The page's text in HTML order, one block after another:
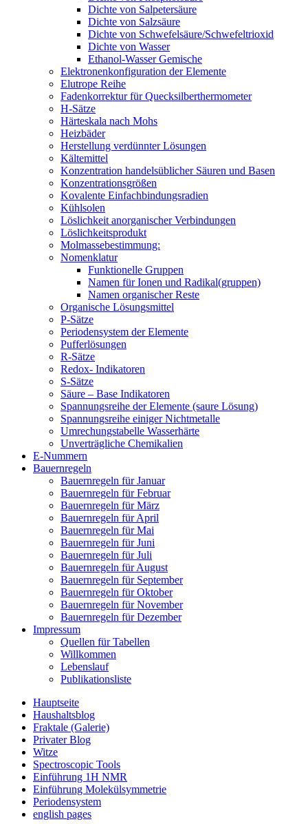
Dichte von Salpetersäure
Dichte von Salzsäure
Dichte von Schwefelsäure/Schwefeltrioxid
Dichte von Wasser
Ethanol-Wasser Gemische
Elektronenkonfiguration der Elemente
Elutrope Reihe
Fadenkorrektur für Quecksilberthermometer
H-Sätze
Härteskala nach Mohs
Heizbäder
Herstellung verdünnter Lösungen
Kältemittel
Konzentration handelsüblicher Säuren und Basen
Konzentrationsgrößen
Kovalente Einfachbindungsradien
Kühlsolen
Löslichkeit anorganischer Verbindungen
Löslichkeitsprodukt
Molmassebestimmung:
Nomenklatur
Funktionelle Gruppen
Namen für Ionen und Radikal(gruppen)
Namen organischer Reste
Organische Lösungsmittel
P-Sätze
Periodensystem der Elemente
Pufferlösungen
R-Sätze
Redox- Indikatoren
S-Sätze
Säure – Base Indikatoren
Spannungsreihe der Elemente (saure Lösung)
Spannungsreihe einiger Nichtmetalle
Umrechungstabelle Wasserhärte
Unverträgliche Chemikalien
E-Nummern
Bauernregeln
Bauernregeln für Januar
Bauernregeln für Februar
Bauernregeln für März
Bauernregeln für April
Bauernregeln für Mai
Bauernregeln für Juni
Bauernregeln für Juli
Bauernregeln für August
Bauernregeln für September
Bauernregeln für Oktober
Bauernregeln für November
Bauernregeln für Dezember
Impressum
Quellen für Tabellen
Willkommen
Lebenslauf
Publikationsliste
Hauptseite
Haushaltsblog
Fraktale (Galerie)
Privater Blog
Witze
Spectroscopic Tools
Einführung 1H NMR
Einführung Molekülsymmetrie
Periodensystem
english pages